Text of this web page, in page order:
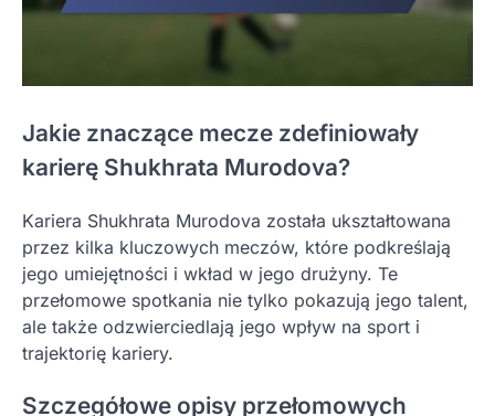
Jakie znaczące mecze zdefiniowały
karierę Shukhrata Murodova?
Kariera Shukhrata Murodova została ukształtowana
przez kilka kluczowych meczów, które podkreślają
jego umiejętności i wkład w jego drużyny. Te
przełomowe spotkania nie tylko pokazują jego talent,
ale także odzwierciedlają jego wpływ na sport i
trajektorię kariery.
Szczegółowe opisy przełomowych